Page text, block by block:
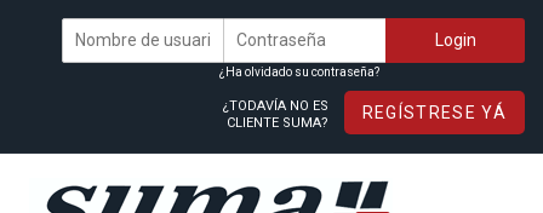
¿Ha olvidado su contraseña?
¿TODAVÍA NO ES
CLIENTE SUMA?
REGÍSTRESE YÁ